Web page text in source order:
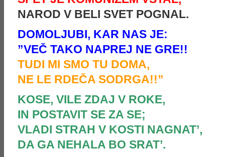
NAROD V BELI SVET POGNAL.
DOMOLJUBI, KAR NAS JE:
”VEČ TAKO NAPREJ NE GRE!!
TUDI MI SMO TU DOMA,
NE LE RDEČA SODRGA!!”
KOSE, VILE ZDAJ V ROKE,
IN POSTAVIT SE ZA SE;
VLADI STRAH V KOSTI NAGNAT’,
DA GA NEHALA BO SRAT’.